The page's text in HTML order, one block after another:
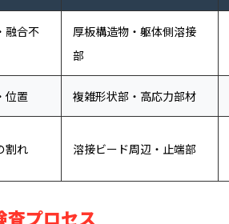
融合不
厚板構造物・躯体側溶接
部
位置 複雑形状部・高応力部材
割れ 溶接ビード周辺・止端部
査プロセス